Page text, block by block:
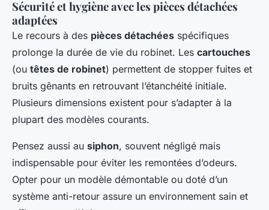
Sécurité et hygiène avec les pièces détachées
adaptées
Le recours à des pièces détachées spécifiques
prolonge la durée de vie du robinet. Les cartouches
(ou têtes de robinet) permettent de stopper fuites et
bruits gênants en retrouvant l’étanchéité initiale.
Plusieurs dimensions existent pour s’adapter à la
plupart des modèles courants.
Pensez aussi au siphon, souvent négligé mais
indispensable pour éviter les remontées d’odeurs.
Opter pour un modèle démontable ou doté d’un
système anti-retour assure un environnement sain et